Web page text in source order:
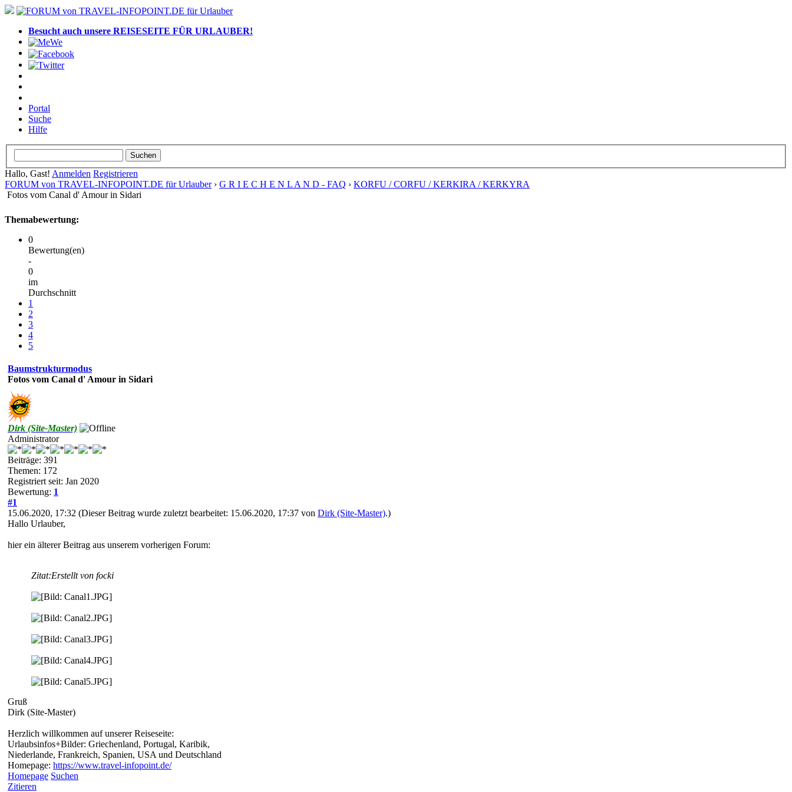
Besucht auch unsere REISESEITE FÜR URLAUBER!
Portal
Suche
Hilfe
Hallo, Gast! Anmelden Registrieren
FORUM von TRAVEL-INFOPOINT.DE für Urlauber› G R I E C H E N L A N D - FAQ › KORFU / CORFU / KERKIRA / KERKYRA
Fotos vom Canal d' Amour in Sidari
Themabewertung:
0
Bewertung(en)
-
0
im
Durchschnitt
1
2
3
4
5
Baumstrukturmodus
Fotos vom Canal d' Amour in Sidari
Dirk (Site-Master)
Administrator
Beiträge: 391
Themen: 172
Registriert seit: Jan 2020
Bewertung: 1
#1
15.06.2020, 17:32 (Dieser Beitrag wurde zuletzt bearbeitet: 15.06.2020, 17:37 von Dirk (Site-Master).)
Hallo Urlauber,
hier ein älterer Beitrag aus unserem vorherigen Forum:
Zitat:Erstellt von focki
Gruß
Dirk (Site-Master)
Herzlich willkommen auf unserer Reiseseite:
Urlaubsinfos+Bilder: Griechenland, Portugal, Karibik,
Niederlande, Frankreich, Spanien, USA und Deutschland
Homepage: https://www.travel-infopoint.de/
Homepage Suchen
Zitieren